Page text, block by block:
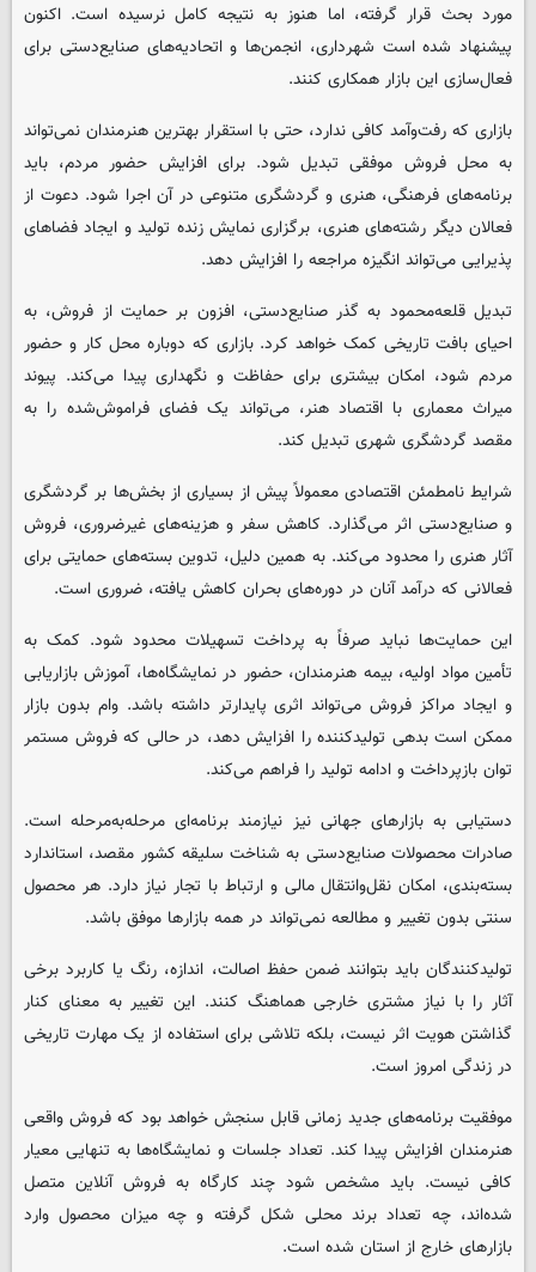
مورد بحث قرار گرفته، اما هنوز به نتیجه کامل نرسیده است. اکنون
پیشنهاد شده است شهرداری، انجمن‌ها و اتحادیه‌های صنایع‌دستی برای
فعال‌سازی این بازار همکاری کنند.
بازاری که رفت‌وآمد کافی ندارد، حتی با استقرار بهترین هنرمندان نمی‌تواند
به محل فروش موفقی تبدیل شود. برای افزایش حضور مردم، باید
برنامه‌های فرهنگی، هنری و گردشگری متنوعی در آن اجرا شود. دعوت از
فعالان دیگر رشته‌های هنری، برگزاری نمایش زنده تولید و ایجاد فضاهای
پذیرایی می‌تواند انگیزه مراجعه را افزایش دهد.
تبدیل قلعه‌محمود به گذر صنایع‌دستی، افزون بر حمایت از فروش، به
احیای بافت تاریخی کمک خواهد کرد. بازاری که دوباره محل کار و حضور
مردم شود، امکان بیشتری برای حفاظت و نگهداری پیدا می‌کند. پیوند
میراث معماری با اقتصاد هنر، می‌تواند یک فضای فراموش‌شده را به
مقصد گردشگری شهری تبدیل کند.
شرایط نامطمئن اقتصادی معمولاً پیش از بسیاری از بخش‌ها بر گردشگری
و صنایع‌دستی اثر می‌گذارد. کاهش سفر و هزینه‌های غیرضروری، فروش
آثار هنری را محدود می‌کند. به همین دلیل، تدوین بسته‌های حمایتی برای
فعالانی که درآمد آنان در دوره‌های بحران کاهش یافته، ضروری است.
این حمایت‌ها نباید صرفاً به پرداخت تسهیلات محدود شود. کمک به
تأمین مواد اولیه، بیمه هنرمندان، حضور در نمایشگاه‌ها، آموزش بازاریابی
و ایجاد مراکز فروش می‌تواند اثری پایدارتر داشته باشد. وام بدون بازار
ممکن است بدهی تولیدکننده را افزایش دهد، در حالی که فروش مستمر
توان بازپرداخت و ادامه تولید را فراهم می‌کند.
دستیابی به بازارهای جهانی نیز نیازمند برنامه‌ای مرحله‌به‌مرحله است.
صادرات محصولات صنایع‌دستی به شناخت سلیقه کشور مقصد، استاندارد
بسته‌بندی، امکان نقل‌وانتقال مالی و ارتباط با تجار نیاز دارد. هر محصول
سنتی بدون تغییر و مطالعه نمی‌تواند در همه بازارها موفق باشد.
تولیدکنندگان باید بتوانند ضمن حفظ اصالت، اندازه، رنگ یا کاربرد برخی
آثار را با نیاز مشتری خارجی هماهنگ کنند. این تغییر به معنای کنار
گذاشتن هویت اثر نیست، بلکه تلاشی برای استفاده از یک مهارت تاریخی
در زندگی امروز است.
موفقیت برنامه‌های جدید زمانی قابل سنجش خواهد بود که فروش واقعی
هنرمندان افزایش پیدا کند. تعداد جلسات و نمایشگاه‌ها به تنهایی معیار
کافی نیست. باید مشخص شود چند کارگاه به فروش آنلاین متصل
شده‌اند، چه تعداد برند محلی شکل گرفته و چه میزان محصول وارد
بازارهای خارج از استان شده است.